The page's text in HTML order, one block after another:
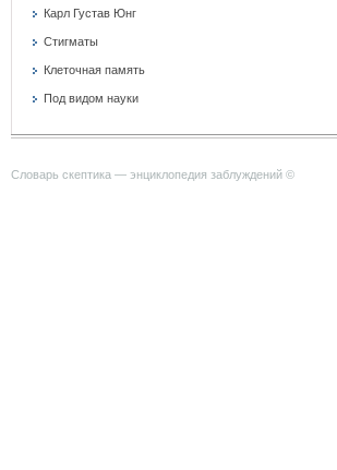
Карл Густав Юнг
Стигматы
Клеточная память
Под видом науки
Словарь скептика — энциклопедия заблуждений ©